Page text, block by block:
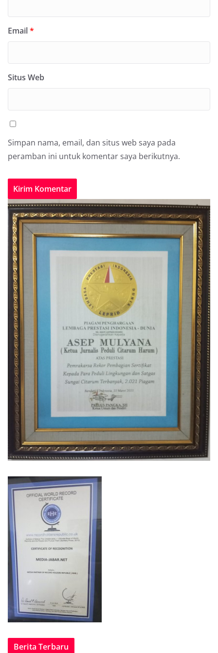
Email*
Situs Web
Simpan nama, email, dan situs web saya pada
peramban ini untuk komentar saya berikutnya.
Berita Terbaru